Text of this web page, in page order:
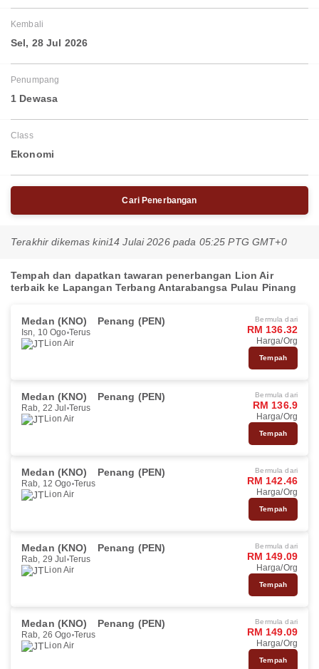
Kembali
Sel, 28 Jul 2026
Penumpang
1 Dewasa
Class
Ekonomi
Cari Penerbangan
Terakhir dikemas kini14 Julai 2026 pada 05:25 PTG GMT+0
Tempah dan dapatkan tawaran penerbangan Lion Air
terbaik ke Lapangan Terbang Antarabangsa Pulau Pinang
Medan (KNO) Penang (PEN)
Isn, 10 Ogo Terus
Lion Air
Bermula dari
RM 136.32
Harga/Org
Tempah
Medan (KNO) Penang (PEN)
Rab, 22 Jul Terus
Lion Air
Bermula dari
RM 136.9
Harga/Org
Tempah
Medan (KNO) Penang (PEN)
Rab, 12 Ogo Terus
Lion Air
Bermula dari
RM 142.46
Harga/Org
Tempah
Medan (KNO) Penang (PEN)
Rab, 29 Jul Terus
Lion Air
Bermula dari
RM 149.09
Harga/Org
Tempah
Medan (KNO) Penang (PEN)
Rab, 26 Ogo Terus
Lion Air
Bermula dari
RM 149.09
Harga/Org
Tempah